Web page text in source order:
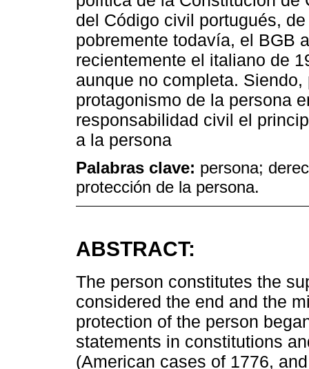
del Código civil portugués,
pobremente todavía, el BGB
recientemente el italiano de
aunque no completa.
protagonismo de la persona
responsabilidad civil el
a la persona
Palabras clave: persona;
protección de la persona.
ABSTRACT:
The person constitutes the
considered the end and the
protection of the person
statements in constitutions
(American cases of 1776,